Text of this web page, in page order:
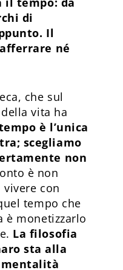
di
Il
né
che sul
vita ha
è l’unica
scegliamo
non
è non
con
tempo che
è monetizzarlo
La filosofia
sta alla
mentalità